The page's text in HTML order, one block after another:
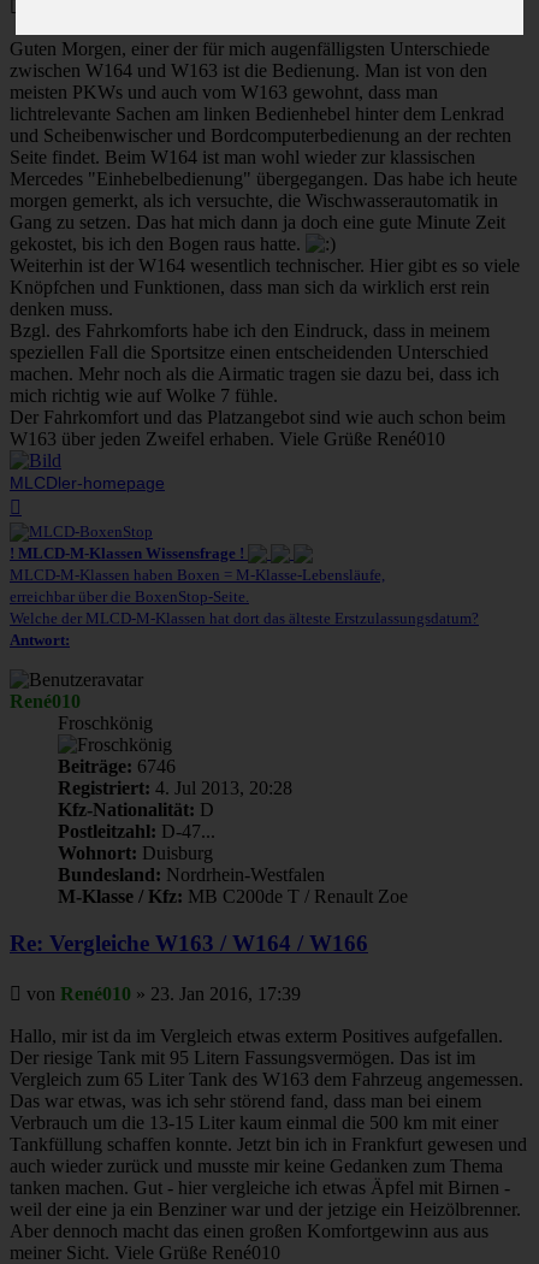
Guten Morgen, einer der für mich augenfälligsten Unterschiede
zwischen W164 und W163 ist die Bedienung. Man ist von den
meisten PKWs und auch vom W163 gewohnt, dass man
lichtrelevante Sachen am linken Bedienhebel hinter dem Lenkrad
und Scheibenwischer und Bordcomputerbedienung an der rechten
Seite findet. Beim W164 ist man wohl wieder zur klassischen
Mercedes "Einhebelbedienung" übergegangen. Das habe ich heute
morgen gemerkt, als ich versuchte, die Wischwasserautomatik in
Gang zu setzen. Das hat mich dann ja doch eine gute Minute Zeit
gekostet, bis ich den Bogen raus hatte.
Weiterhin ist der W164 wesentlich technischer. Hier gibt es so viele
Knöpfchen und Funktionen, dass man sich da wirklich erst rein
denken muss.
Bzgl. des Fahrkomforts habe ich den Eindruck, dass in meinem
speziellen Fall die Sportsitze einen entscheidenden Unterschied
machen. Mehr noch als die Airmatic tragen sie dazu bei, dass ich
mich richtig wie auf Wolke 7 fühle.
Der Fahrkomfort und das Platzangebot sind wie auch schon beim
W163 über jeden Zweifel erhaben. Viele Grüße René010
MLCDler-homepage
oben
! MLCD-M-Klassen Wissensfrage !
MLCD-M-Klassen haben Boxen = M-Klasse-Lebensläufe,
erreichbar über die BoxenStop-Seite.
Welche der MLCD-M-Klassen hat dort das älteste Erstzulassungsdatum?
Antwort:
René010
Froschkönig
Beiträge: 6746
Registriert: 4. Jul 2013, 20:28
Kfz-Nationalität: D
Postleitzahl: D-47...
Wohnort: Duisburg
Bundesland: Nordrhein-Westfalen
M-Klasse / Kfz: MB C200de T / Renault Zoe
Re: Vergleiche W163 / W164 / W166
Beitrag
von René010 » 23. Jan 2016, 17:39
Hallo, mir ist da im Vergleich etwas exterm Positives aufgefallen.
Der riesige Tank mit 95 Litern Fassungsvermögen. Das ist im
Vergleich zum 65 Liter Tank des W163 dem Fahrzeug angemessen.
Das war etwas, was ich sehr störend fand, dass man bei einem
Verbrauch um die 13-15 Liter kaum einmal die 500 km mit einer
Tankfüllung schaffen konnte. Jetzt bin ich in Frankfurt gewesen und
auch wieder zurück und musste mir keine Gedanken zum Thema
tanken machen. Gut - hier vergleiche ich etwas Äpfel mit Birnen -
weil der eine ja ein Benziner war und der jetzige ein Heizölbrenner.
Aber dennoch macht das einen großen Komfortgewinn aus aus
meiner Sicht. Viele Grüße René010